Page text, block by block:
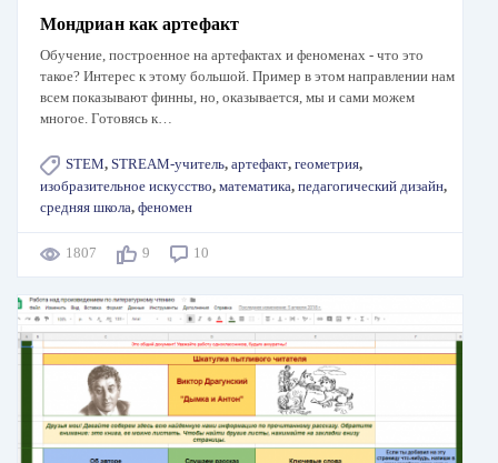
Мондриан как артефакт
Обучение, построенное на артефактах и феноменах - что это
такое? Интерес к этому большой. Пример в этом направлении нам
всем показывают финны, но, оказывается, мы и сами можем
многое. Готовясь к…
STEM, STREAM-учитель, артефакт, геометрия,
изобразительное искусство, математика, педагогический дизайн,
средняя школа, феномен
1807 9 10